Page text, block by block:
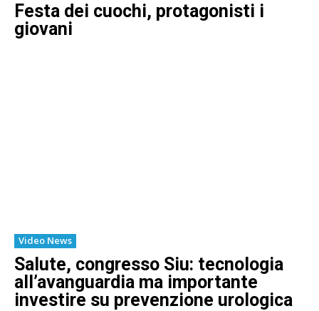
Festa dei cuochi, protagonisti i
giovani
Video News
Salute, congresso Siu: tecnologia
all’avanguardia ma importante
investire su prevenzione urologica